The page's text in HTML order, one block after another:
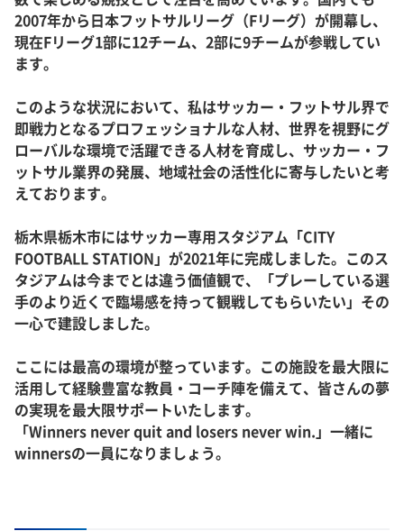
2007年から日本フットサルリーグ（Fリーグ）が開幕し、
現在Fリーグ1部に12チーム、2部に9チームが参戦してい
ます。
このような状況において、私はサッカー・フットサル界で
即戦力となるプロフェッショナルな人材、世界を視野にグ
ローバルな環境で活躍できる人材を育成し、サッカー・フ
ットサル業界の発展、地域社会の活性化に寄与したいと考
えております。
栃木県栃木市にはサッカー専用スタジアム「CITY
FOOTBALL STATION」が2021年に完成しました。このス
タジアムは今までとは違う価値観で、「プレーしている選
手のより近くで臨場感を持って観戦してもらいたい」その
一心で建設しました。
ここには最高の環境が整っています。この施設を最大限に
活用して経験豊富な教員・コーチ陣を備えて、皆さんの夢
の実現を最大限サポートいたします。
「Winners never quit and losers never win.」一緒に
winnersの一員になりましょう。